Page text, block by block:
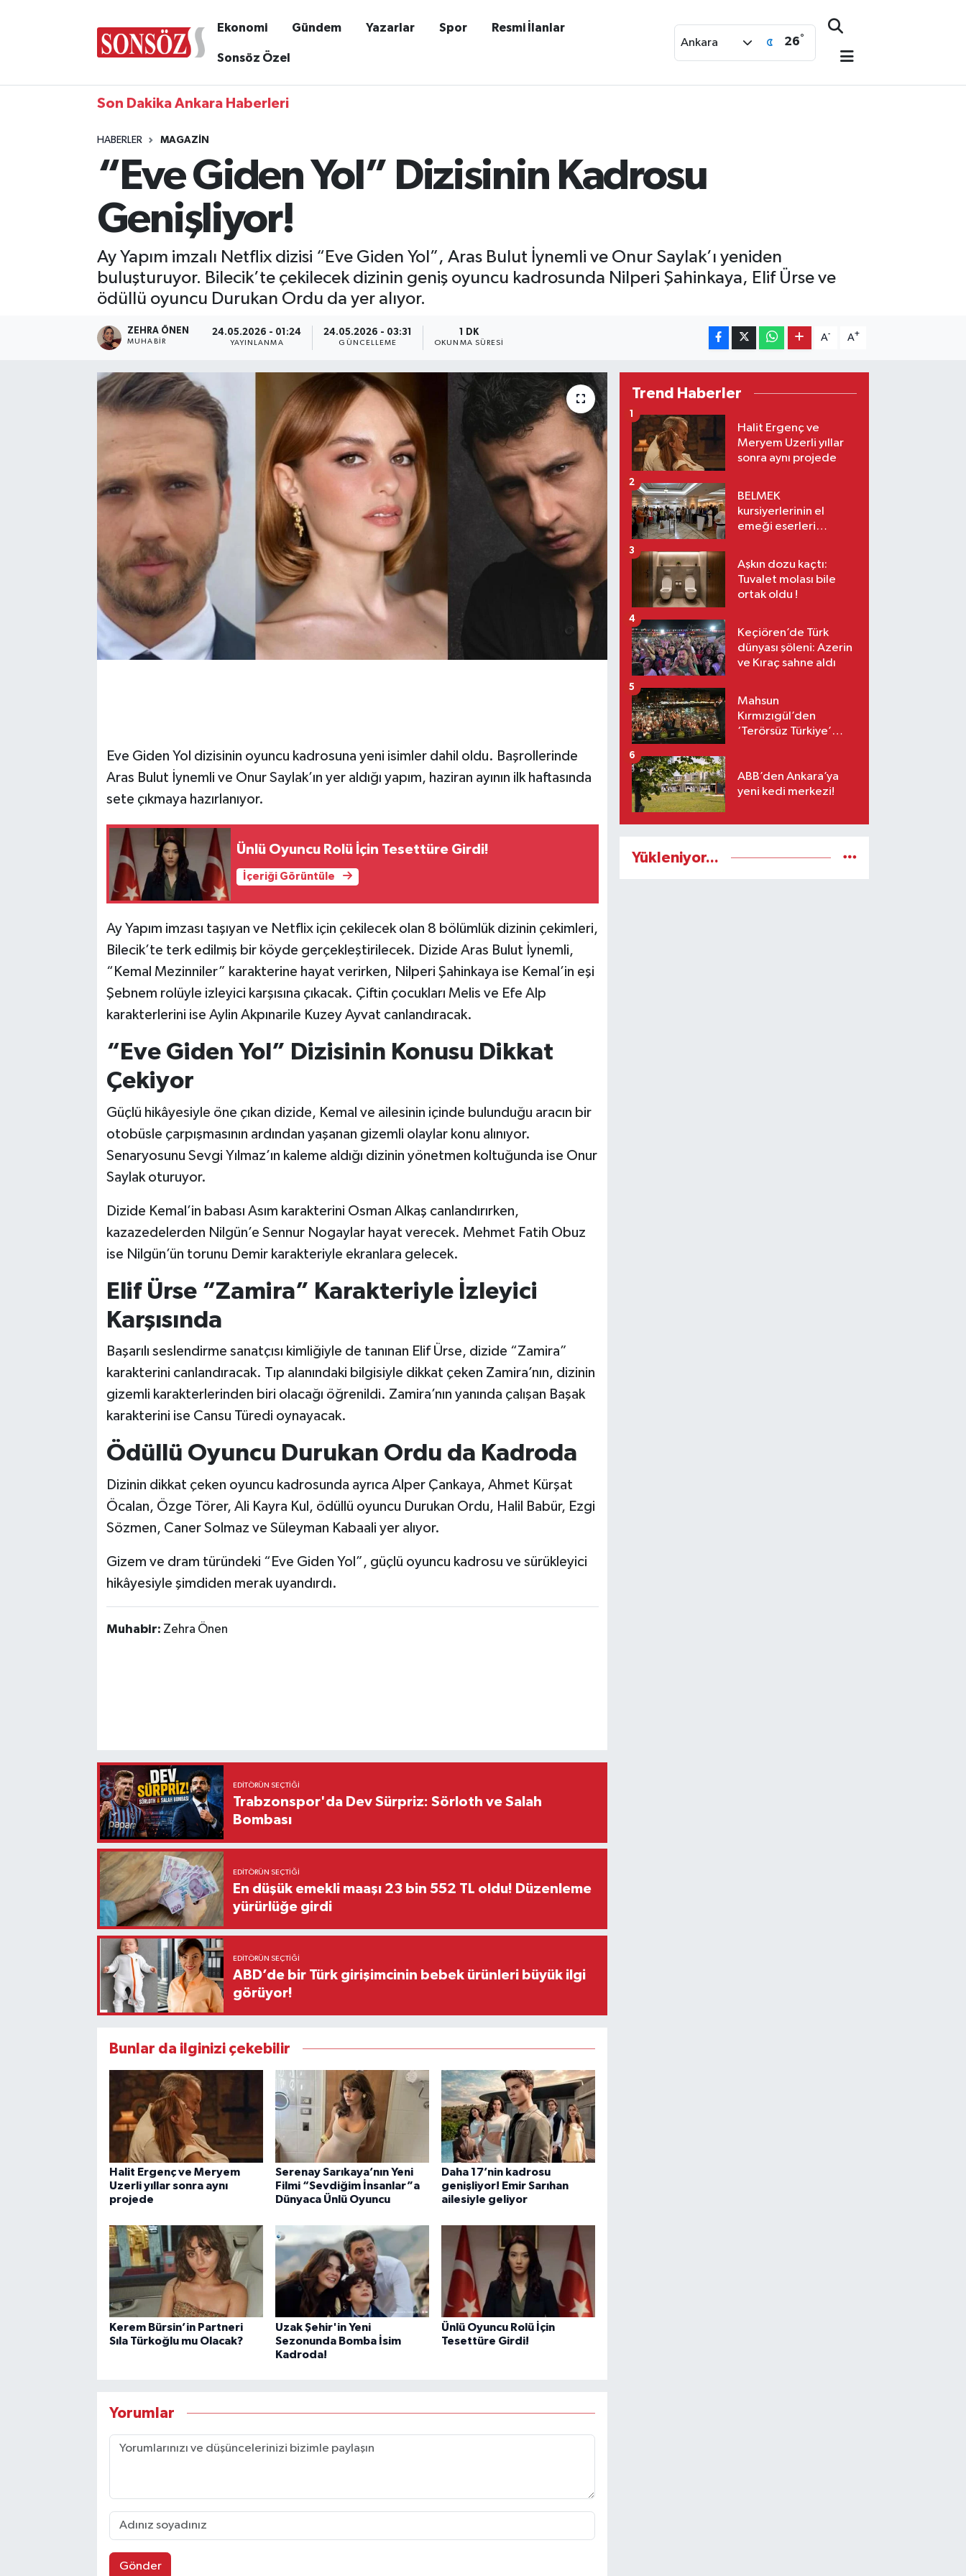
Ekonomi Gündem Yazarlar Spor Resmi İlanlar
Sonsöz Özel
Ankara 26°
Son Dakika Ankara Haberleri
HABERLER MAGAZIN
“Eve Giden Yol” Dizisinin Kadrosu
Genişliyor!
Ay Yapım imzalı Netflix dizisi “Eve Giden Yol”, Aras Bulut İynemli ve Onur Saylak’ı yeniden
buluşturuyor. Bilecik’te çekilecek dizinin geniş oyuncu kadrosunda Nilperi Şahinkaya, Elif Ürse ve
ödüllü oyuncu Durukan Ordu da yer alıyor.
ZEHRA ÖNEN
MUHABIR
24.05.2026 - 01:24
YAYINLANMA
24.05.2026 - 03:31
GÜNCELLEME
1 DK
OKUNMA SÜRESI
A- A+
Eve Giden Yol dizisinin oyuncu kadrosuna yeni isimler dahil oldu. Başrollerinde
Aras Bulut İynemli ve Onur Saylak’ın yer aldığı yapım, haziran ayının ilk haftasında
sete çıkmaya hazırlanıyor.
Ünlü Oyuncu Rolü İçin Tesettüre Girdi!
İçeriği Görüntüle
Ay Yapım imzası taşıyan ve Netflix için çekilecek olan 8 bölümlük dizinin çekimleri,
Bilecik’te terk edilmiş bir köyde gerçekleştirilecek. Dizide Aras Bulut İynemli,
“Kemal Mezinniler” karakterine hayat verirken, Nilperi Şahinkaya ise Kemal’in eşi
Şebnem rolüyle izleyici karşısına çıkacak. Çiftin çocukları Melis ve Efe Alp
karakterlerini ise Aylin Akpınarile Kuzey Ayvat canlandıracak.
“Eve Giden Yol” Dizisinin Konusu Dikkat
Çekiyor
Güçlü hikâyesiyle öne çıkan dizide, Kemal ve ailesinin içinde bulunduğu aracın bir
otobüsle çarpışmasının ardından yaşanan gizemli olaylar konu alınıyor.
Senaryosunu Sevgi Yılmaz’ın kaleme aldığı dizinin yönetmen koltuğunda ise Onur
Saylak oturuyor.
Dizide Kemal’in babası Asım karakterini Osman Alkaş canlandırırken,
kazazedelerden Nilgün’e Sennur Nogaylar hayat verecek. Mehmet Fatih Obuz
ise Nilgün’ün torunu Demir karakteriyle ekranlara gelecek.
Elif Ürse “Zamira” Karakteriyle İzleyici
Karşısında
Başarılı seslendirme sanatçısı kimliğiyle de tanınan Elif Ürse, dizide “Zamira”
karakterini canlandıracak. Tıp alanındaki bilgisiyle dikkat çeken Zamira’nın, dizinin
gizemli karakterlerinden biri olacağı öğrenildi. Zamira’nın yanında çalışan Başak
karakterini ise Cansu Türedi oynayacak.
Ödüllü Oyuncu Durukan Ordu da Kadroda
Dizinin dikkat çeken oyuncu kadrosunda ayrıca Alper Çankaya, Ahmet Kürşat
Öcalan, Özge Törer, Ali Kayra Kul, ödüllü oyuncu Durukan Ordu, Halil Babür, Ezgi
Sözmen, Caner Solmaz ve Süleyman Kabaali yer alıyor.
Gizem ve dram türündeki “Eve Giden Yol”, güçlü oyuncu kadrosu ve sürükleyici
hikâyesiyle şimdiden merak uyandırdı.
Muhabir: Zehra Önen
EDITÖRÜN SEÇTIĞI
Trabzonspor'da Dev Sürpriz: Sörloth ve Salah
Bombası
EDITÖRÜN SEÇTIĞI
En düşük emekli maaşı 23 bin 552 TL oldu! Düzenleme
yürürlüğe girdi
EDITÖRÜN SEÇTIĞI
ABD’de bir Türk girişimcinin bebek ürünleri büyük ilgi
görüyor!
Bunlar da ilginizi çekebilir
Halit Ergenç ve Meryem
Uzerli yıllar sonra aynı
projede
Serenay Sarıkaya’nın Yeni
Filmi “Sevdiğim İnsanlar”a
Dünyaca Ünlü Oyuncu
Daha 17’nin kadrosu
genişliyor! Emir Sarıhan
ailesiyle geliyor
Kerem Bürsin’in Partneri
Sıla Türkoğlu mu Olacak?
Uzak Şehir'in Yeni
Sezonunda Bomba İsim
Kadroda!
Ünlü Oyuncu Rolü İçin
Tesettüre Girdi!
Yorumlar
Gönder
Trend Haberler
Halit Ergenç ve
Meryem Uzerli yıllar
sonra aynı projede
1
BELMEK
kursiyerlerinin el
emeği eserleri
2
Aşkın dozu kaçtı:
Tuvalet molası bile
ortak oldu !
3
Keçiören’de Türk
dünyası şöleni: Azerin
ve Kıraç sahne aldı
4
Mahsun
Kırmızıgül’den
‘Terörsüz Türkiye’
5
ABB’den Ankara’ya
yeni kedi merkezi!
6
Yükleniyor...